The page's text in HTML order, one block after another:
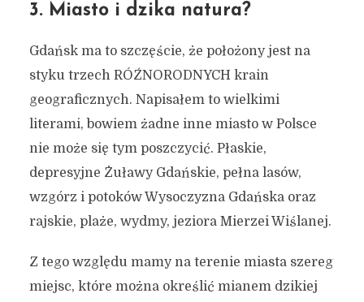
3. Miasto i dzika natura?
Gdańsk ma to szczęście, że położony jest na
styku trzech RÓŹNORODNYCH krain
geograficznych. Napisałem to wielkimi
literami, bowiem żadne inne miasto w Polsce
nie może się tym poszczycić. Płaskie,
depresyjne Żuławy Gdańskie, pełna lasów,
wzgórz i potoków Wysoczyzna Gdańska oraz
rajskie, plaże, wydmy, jeziora Mierzei Wiślanej.
Z tego względu mamy na terenie miasta szereg
miejsc, które można określić mianem dzikiej